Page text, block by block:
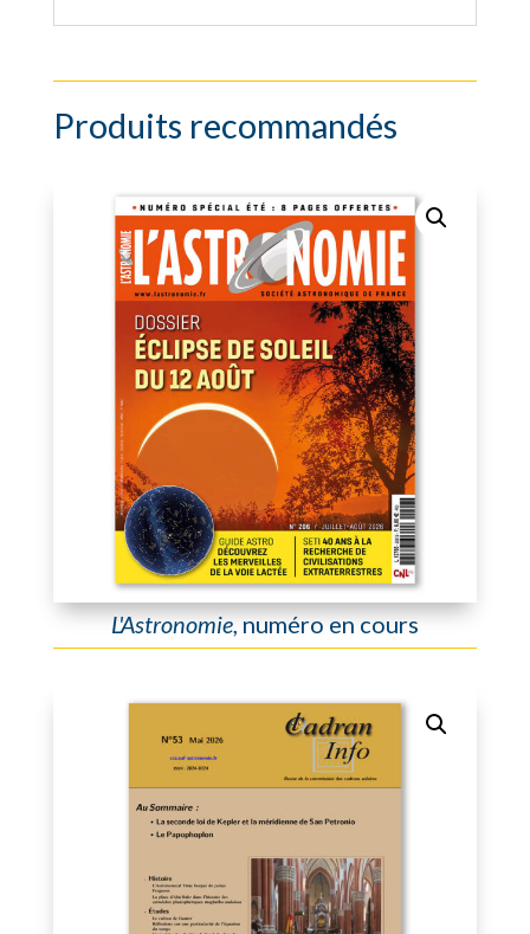
Produits recommandés
L'Astronomie, numéro en cours